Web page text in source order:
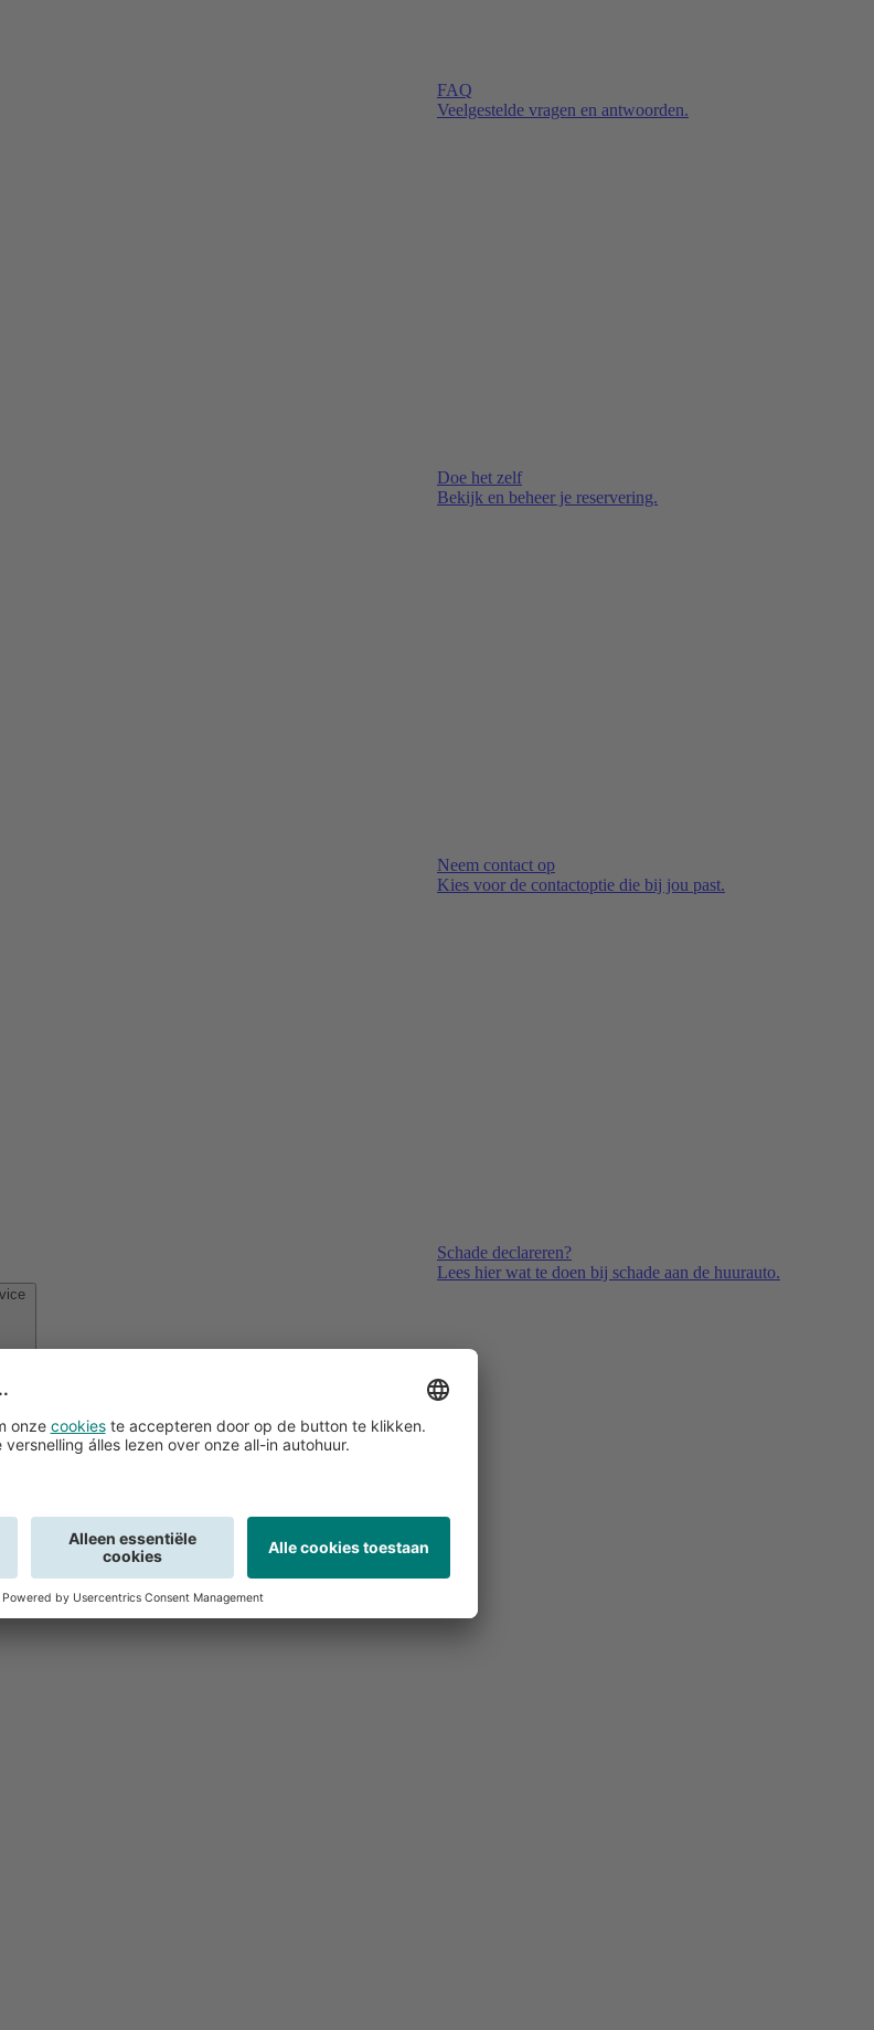
FAQ
Veelgestelde vragen en antwoorden.
Doe het zelf
Bekijk en beheer je reservering.
Neem contact op
Kies voor de contactoptie die bij jou past.
Schade declareren?
Lees hier wat te doen bij schade aan de huurauto.